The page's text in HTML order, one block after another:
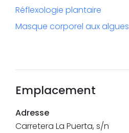
Réflexologie plantaire
Masque corporel aux algues
Emplacement
Adresse
Carretera La Puerta, s/n